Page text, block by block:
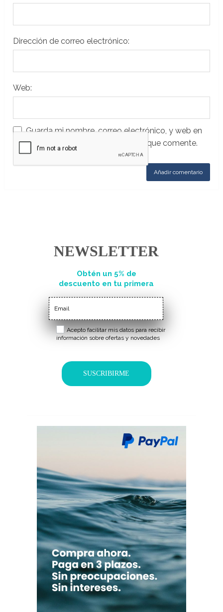
Dirección de correo electrónico:
Web:
Guarda mi nombre, correo electrónico, y web en
este navegador para la próxima vez que comente.
Obtén un 5% de
descuento en tu primera
NEWSLETTER
SUSCRIBIRME
Acepto facilitar mis datos para recibir
información sobre ofertas y novedades